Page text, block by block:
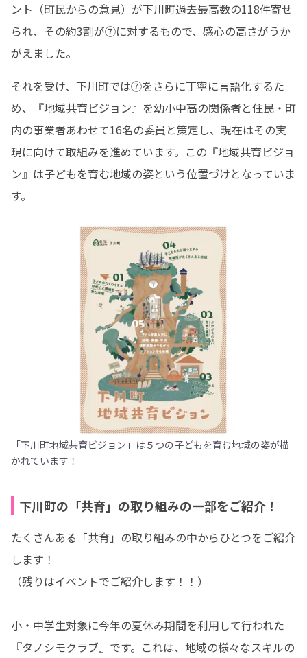
ント（町民からの意見）が下川町過去最高数の118件寄せ
られ、その約3割が⑦に対するもので、感心の高さがうか
がえました。
それを受け、下川町では⑦をさらに丁寧に言語化するた
め、『地域共育ビジョン』を幼小中高の関係者と住民・町
内の事業者あわせて16名の委員と策定し、現在はその実
現に向けて取組みを進めています。この『地域共育ビジョ
ン』は子どもを育む地域の姿という位置づけとなっていま
す。
「下川町地域共育ビジョン」は５つの子どもを育む地域の姿が描
かれています！
下川町の「共育」の取り組みの一部をご紹介！
たくさんある「共育」の取り組みの中からひとつをご紹介
します！
（残りはイベントでご紹介します！！）
小・中学生対象に今年の夏休み期間を利用して行われた
『タノシモクラブ』です。これは、地域の様々なスキルの